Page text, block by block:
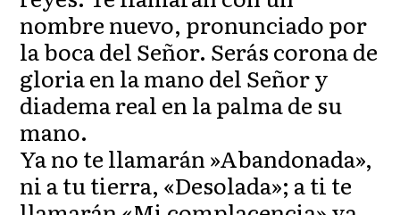
nombre nuevo, pronunciado por
la boca del Señor. Serás corona de
gloria en la mano del Señor y
diadema real en la palma de su
mano.
Ya no te llamarán »Abandonada»,
ni a tu tierra, «Desolada»; a ti te